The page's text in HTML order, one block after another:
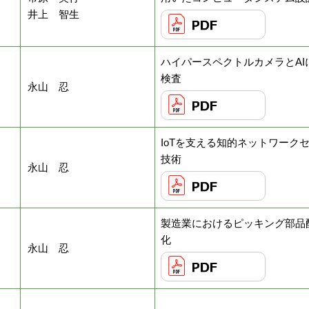
井上 智生
永山 忍
ハイパースペクトルカメラとAI
検査
永山 忍
IoTを支える知的ネットワーク
技術
永山 忍
製造業におけるピッキング部品
化